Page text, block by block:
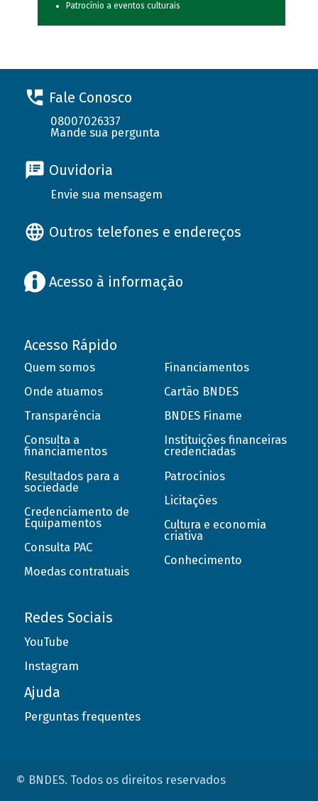
Patrocínio a eventos culturais
Fale Conosco
08007026337
Mande sua pergunta
Ouvidoria
Envie sua mensagem
Outros telefones e endereços
Acesso à informação
Acesso Rápido
Quem somos
Onde atuamos
Transparência
Consulta a
financiamentos
Resultados para a
sociedade
Credenciamento de
Equipamentos
Consulta PAC
Moedas contratuais
Financiamentos
Cartão BNDES
BNDES Finame
Instituições financeiras
credenciadas
Patrocínios
Licitações
Cultura e economia
criativa
Conhecimento
Redes Sociais
YouTube
Instagram
Ajuda
Perguntas frequentes
© BNDES. Todos os direitos reservados